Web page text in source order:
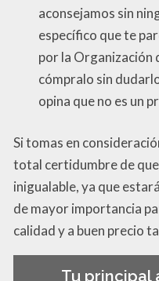
aconsejamos sin
específico que te
por la Organización
cómpralo sin
opina que no es un
Si tomas en
total certidumbre de
inigualable, ya que
de mayor importancia
calidad y a buen precio
Tu principal